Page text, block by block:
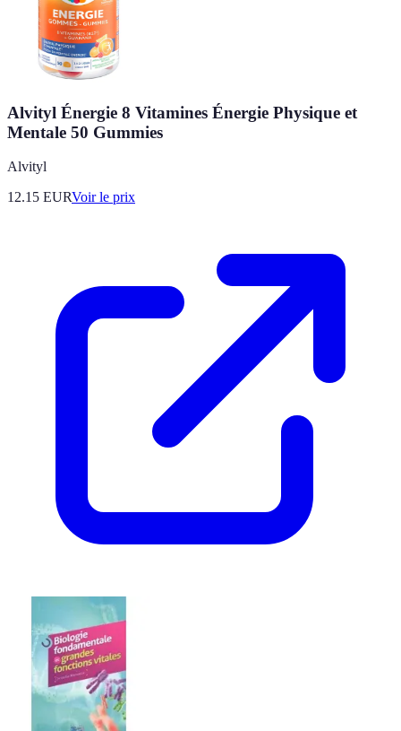
Alvityl Énergie 8 Vitamines Énergie Physique et
Mentale 50 Gummies
Alvityl
12.15 EURVoir le prix